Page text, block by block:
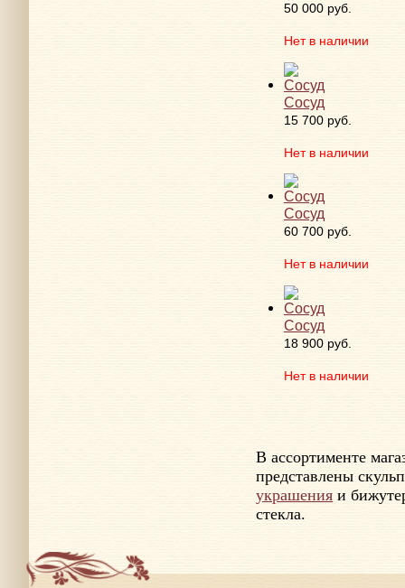
50 000 руб.
Нет в наличии
Сосуд
15 700 руб.
Нет в наличии
Сосуд
60 700 руб.
Нет в наличии
Сосуд
18 900 руб.
Нет в наличии
В ассортименте
представлены
украшения и
стекла.